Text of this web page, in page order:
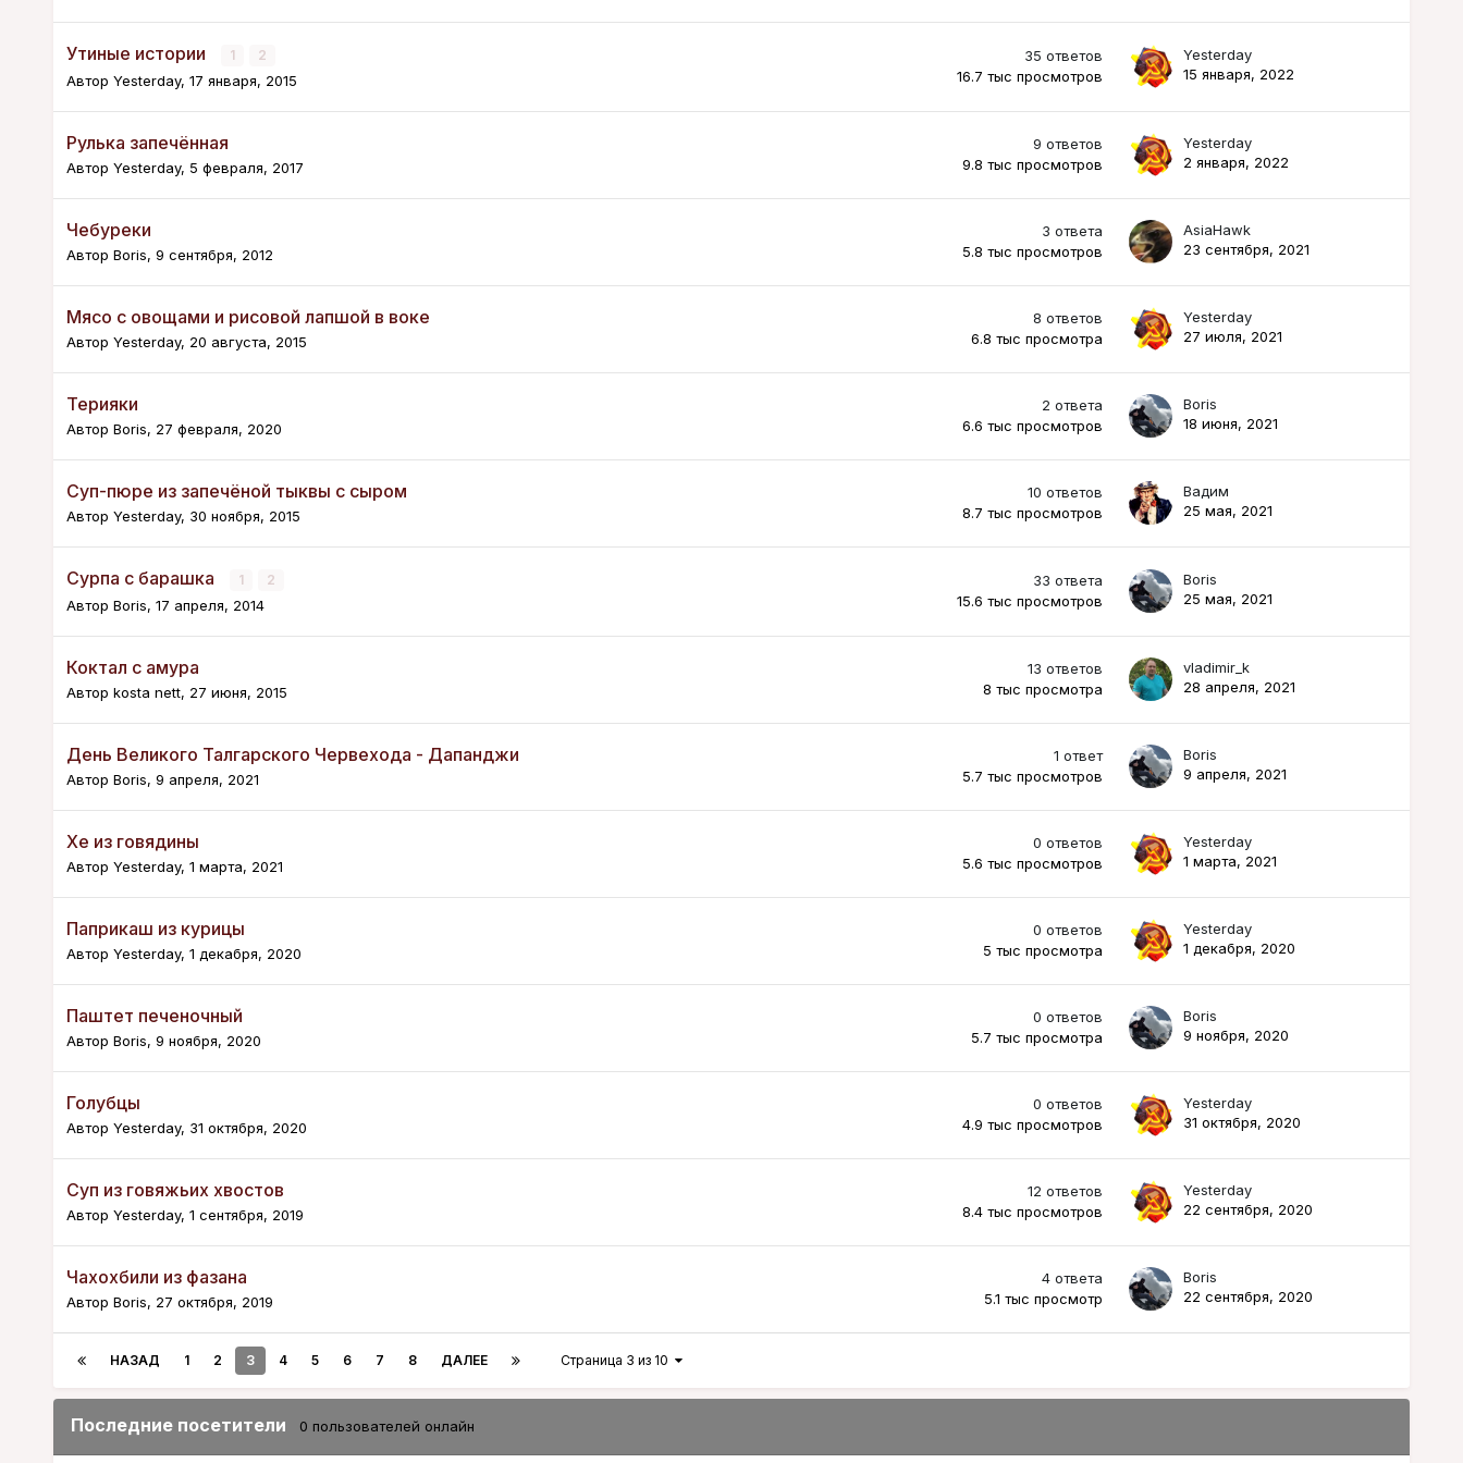
Утиные истории 1 2
Автор Yesterday, 17 января, 2015
35 ответов
16.7 тыс просмотров
Yesterday
15 января, 2022
Рулька запечённая
Автор Yesterday, 5 февраля, 2017
9 ответов
9.8 тыс просмотров
Yesterday
2 января, 2022
Чебуреки
Автор Boris, 9 сентября, 2012
3 ответа
5.8 тыс просмотров
AsiaHawk
23 сентября, 2021
Мясо с овощами и рисовой лапшой в воке
Автор Yesterday, 20 августа, 2015
8 ответов
6.8 тыс просмотра
Yesterday
27 июля, 2021
Терияки
Автор Boris, 27 февраля, 2020
2 ответа
6.6 тыс просмотров
Boris
18 июня, 2021
Суп-пюре из запечёной тыквы с сыром
Автор Yesterday, 30 ноября, 2015
10 ответов
8.7 тыс просмотров
Вадим
25 мая, 2021
Сурпа с барашка 1 2
Автор Boris, 17 апреля, 2014
33 ответа
15.6 тыс просмотров
Boris
25 мая, 2021
Коктал с амура
Автор kosta nett, 27 июня, 2015
13 ответов
8 тыс просмотра
vladimir_k
28 апреля, 2021
День Великого Талгарского Червехода - Дапанджи
Автор Boris, 9 апреля, 2021
1 ответ
5.7 тыс просмотров
Boris
9 апреля, 2021
Хе из говядины
Автор Yesterday, 1 марта, 2021
0 ответов
5.6 тыс просмотров
Yesterday
1 марта, 2021
Паприкаш из курицы
Автор Yesterday, 1 декабря, 2020
0 ответов
5 тыс просмотра
Yesterday
1 декабря, 2020
Паштет печеночный
Автор Boris, 9 ноября, 2020
0 ответов
5.7 тыс просмотра
Boris
9 ноября, 2020
Голубцы
Автор Yesterday, 31 октября, 2020
0 ответов
4.9 тыс просмотров
Yesterday
31 октября, 2020
Суп из говяжьих хвостов
Автор Yesterday, 1 сентября, 2019
12 ответов
8.4 тыс просмотров
Yesterday
22 сентября, 2020
Чахохбили из фазана
Автор Boris, 27 октября, 2019
4 ответа
5.1 тыс просмотр
Boris
22 сентября, 2020
НАЗАД 1 2 3 4 5 6 7 8 ДАЛЕЕ Страница 3 из 10
Последние посетители 0 пользователей онлайн